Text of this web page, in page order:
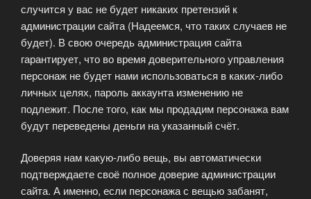
случится у вас не будет никаких претензий к
администрации сайта (Надеемся, что таких случаев не
будет). В свою очередь администрация сайта
гарантирует, что во время доверительного управления
персонаж не будет нами использоваться в каких-либо
личных целях, пароль аккаунта изменению не
подлежит. После того, как мы продадим персонажа вам
будут переведены деньги на указанный счёт.
Доверяя нам какую-либо вещь, вы автоматически
подтверждаете своё полное доверие администрации
сайта. А именно, если персонажа с вещью забанят,